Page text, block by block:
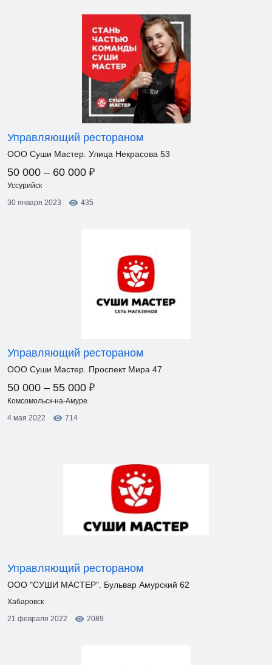
Управляющий рестораном
ООО Суши Мастер. Улица Некрасова 53
50 000 – 60 000 ₽
Уссурийск
30 января 2023
435
Управляющий рестораном
ООО Суши Мастер. Проспект Мира 47
50 000 – 55 000 ₽
Комсомольск-на-Амуре
4 мая 2022
714
Управляющий рестораном
ООО "СУШИ МАСТЕР". Бульвар Амурский 62
Хабаровск
21 февраля 2022
2089